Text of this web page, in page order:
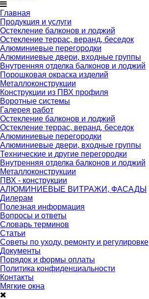
Главная
Продукция и услуги
Остекление балконов и лоджий
Остекление террас, веранд, беседок
Алюминиевые перегородки
Алюминиевые двери, входные группы
Внутренняя отделка балконов и лоджий
Порошковая окраска изделий
Металлоконструкции
Конструкции из ПВХ профиля
Воротные системы
Галерея работ
Остекление балконов и лоджий
Остекление террас, веранд, беседок
Алюминиевые перегородки
Алюминиевые двери, входные группы
Технические и другие перегородки
Внутренняя отделка балконов и лоджий
Металлоконструкции
ПВХ - конструкции
АЛЮМИНИЕВЫЕ ВИТРАЖИ, ФАСАДЫ
Дилерам
Полезная информация
Вопросы и ответы
Словарь терминов
Статьи
Советы по уходу, ремонту и регулировке
Документы
Порядок и формы оплаты
Политика конфиденциальности
Контакты
Мягкие окна